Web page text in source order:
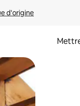
d'origine